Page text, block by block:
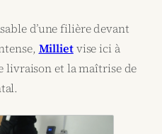
d’une filière devant
Millietvise ici à
livraison et la maîtrise de